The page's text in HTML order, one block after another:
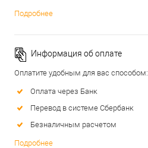
Подробнее
Информация об оплате
Оплатите удобным для вас способом:
Оплата через Банк
Перевод в системе Сбербанк
Безналичным расчетом
Подробнее